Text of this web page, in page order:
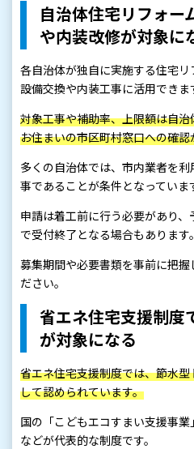
自治体住宅リフォー
や内装改修が対象に
各自治体が独自に実施する住宅
設備交換や内装工事に活用できま
対象工事や補助率、上限額は自
お住まいの市区町村窓口への確認
多くの自治体では、市内業者を
事であることが条件となっていま
申請は着工前に行う必要があり
で受付終了となる場合もあります。
募集期間や必要書類を事前に把
ださい。
省エネ住宅支援制度
が対象になる
省エネ住宅支援制度では、節水
して認められています。
国の「こどもエコすまい支援事業
などが代表的な制度です。